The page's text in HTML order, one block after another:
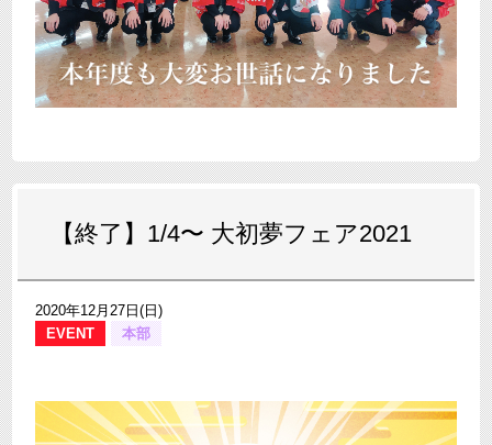
【終了】1/4〜 大初夢フェア2021
2020年12月27日(日)
EVENT
本部